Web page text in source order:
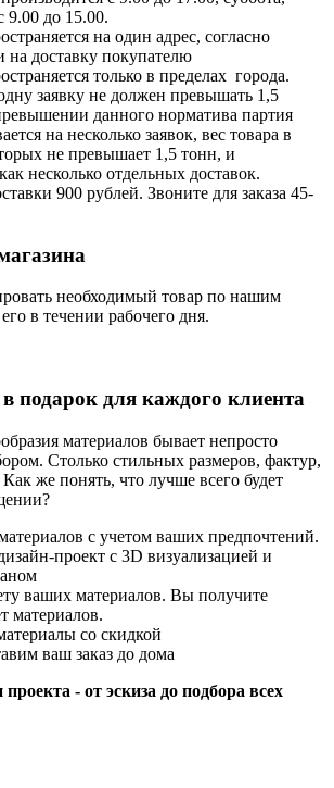
9.00 до 15.00.
на один адрес, согласно
на доставку покупателю
только в пределах города.
заявку не должен превышать 1,5
данного норматива партия
на несколько заявок, вес товара в
не превышает 1,5 тонн, и
несколько отдельных доставок.
900 рублей. Звоните для заказа 45-
необходимый товар по нашим
в течении рабочего дня.
подарок для каждого клиента
материалов бывает непросто
Столько стильных размеров, фактур,
же понять, что лучше всего будет
с учетом ваших предпочтений.
проект с 3D визуализацией и
ваших материалов. Вы получите
материалов.
со скидкой
ваш заказ до дома
- от эскиза до подбора всех